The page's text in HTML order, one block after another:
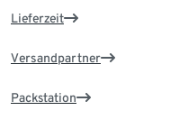
Lieferzeit
Versandpartner
Packstation